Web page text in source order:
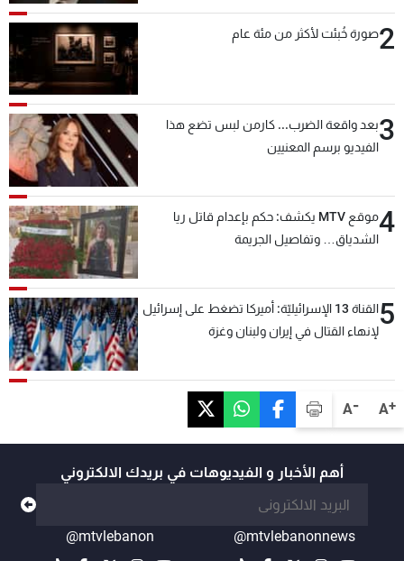
A+
A-
2صورة خُبئت لأكثر من مئة عام
3بعد واقعة الضرب... كارمن لبس تضع هذا
الفيديو برسم المعنيين
4
موقع MTV يكشف: حكم بإعدام قاتل ريا
الشدياق… وتفاصيل الجريمة
5
القناة 13 الإسرائيليّة: أميركا تضغط على إسرائيل
لإنهاء القتال في إيران ولبنان وغزة
أهم الأخبار و الفيديوهات في بريدك الالكتروني
@mtvlebanonnews
@mtvlebanon